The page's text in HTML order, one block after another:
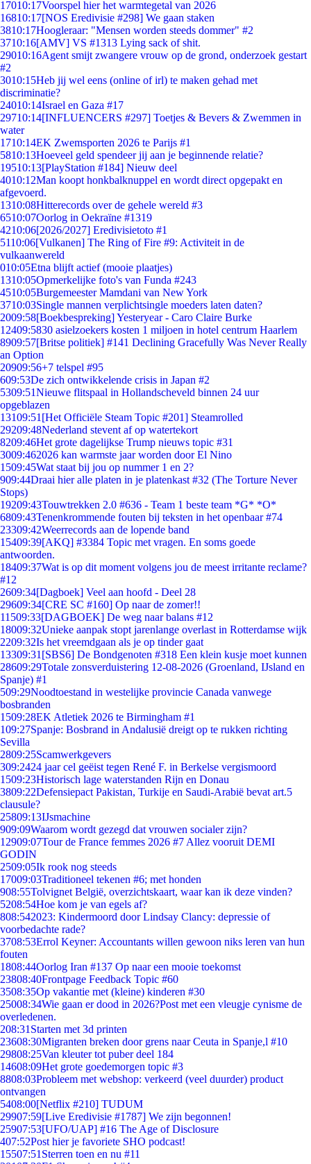
17010:17Voorspel hier het warmtegetal van 2026
16810:17[NOS Eredivisie #298] We gaan staken
3810:17Hoogleraar: "Mensen worden steeds dommer" #2
3710:16[AMV] VS #1313 Lying sack of shit.
29010:16Agent smijt zwangere vrouw op de grond, onderzoek gestart
#2
3010:15Heb jij wel eens (online of irl) te maken gehad met
discriminatie?
24010:14Israel en Gaza #17
29710:14[INFLUENCERS #297] Toetjes & Bevers & Zwemmen in
water
1710:14EK Zwemsporten 2026 te Parijs #1
5810:13Hoeveel geld spendeer jij aan je beginnende relatie?
19510:13[PlayStation #184] Nieuw deel
4010:12Man koopt honkbalknuppel en wordt direct opgepakt en
afgevoerd.
1310:08Hitterecords over de gehele wereld #3
6510:07Oorlog in Oekraïne #1319
4210:06[2026/2027] Eredivisietoto #1
5110:06[Vulkanen] The Ring of Fire #9: Activiteit in de
vulkaanwereld
010:05Etna blijft actief (mooie plaatjes)
1310:05Opmerkelijke foto's van Funda #243
4510:05Burgemeester Mamdani van New York
3710:03Single mannen verplichtsingle moeders laten daten?
2009:58[Boekbespreking] Yesteryear - Caro Claire Burke
12409:5830 asielzoekers kosten 1 miljoen in hotel centrum Haarlem
8909:57[Britse politiek] #141 Declining Gracefully Was Never Really
an Option
20909:56+7 telspel #95
609:53De zich ontwikkelende crisis in Japan #2
5309:51Nieuwe flitspaal in Hollandscheveld binnen 24 uur
opgeblazen
13109:51 [Het Officiële Steam Topic #201] Steamrolled
29209:48Nederland stevent af op watertekort
8209:46Het grote dagelijkse Trump nieuws topic #31
3009:462026 kan warmste jaar worden door El Nino
1509:45Wat staat bij jou op nummer 1 en 2?
909:44Draai hier alle platen in je platenkast #32 (The Torture Never
Stops)
19209:43Touwtrekken 2.0 #636 - Team 1 beste team *G* *O*
6809:43Tenenkrommende fouten bij teksten in het openbaar #74
23309:42Weerrecords aan de lopende band
15409:39[AKQ] #3384 Topic met vragen. En soms goede
antwoorden.
18409:37Wat is op dit moment volgens jou de meest irritante reclame?
#12
2609:34[Dagboek] Veel aan hoofd - Deel 28
29609:34[CRE SC #160] Op naar de zomer!!
11509:33[DAGBOEK] De weg naar balans #12
18009:32Unieke aanpak stopt jarenlange overlast in Rotterdamse wijk
2209:32Is het vreemdgaan als je op tinder gaat
13309:31 [SBS6] De Bondgenoten #318 Een klein kusje moet kunnen
28609:29Totale zonsverduistering 12-08-2026 (Groenland, IJsland en
Spanje) #1
509:29Noodtoestand in westelijke provincie Canada vanwege
bosbranden
1509:28EK Atletiek 2026 te Birmingham #1
109:27Spanje: Bosbrand in Andalusië dreigt op te rukken richting
Sevilla
2809:25Scamwerkgevers
309:2424 jaar cel geëist tegen René F. in Berkelse vergismoord
1509:23Historisch lage waterstanden Rijn en Donau
3809:22Defensiepact Pakistan, Turkije en Saudi-Arabië bevat art.5
clausule?
25809:13IJsmachine
909:09Waarom wordt gezegd dat vrouwen socialer zijn?
12909:07Tour de France femmes 2026 #7 Allez vooruit DEMI
GODIN
2509:05Ik rook nog steeds
17009:03Traditioneel tekenen #6; met honden
908:55Tolvignet België, overzichtskaart, waar kan ik deze vinden?
5208:54Hoe kom je van egels af?
808:542023: Kindermoord door Lindsay Clancy: depressie of
voorbedachte rade?
3708:53Errol Keyner: Accountants willen gewoon niks leren van hun
fouten
1808:44Oorlog Iran #137 Op naar een mooie toekomst
23808:40Frontpage Feedback Topic #60
3508:35Op vakantie met (kleine) kinderen #30
25008:34Wie gaan er dood in 2026?Post met een vleugje cynisme de
overledenen.
208:31 Starten met 3d printen
23608:30Migranten breken door grens naar Ceuta in Spanje,l #10
29808:25Van kleuter tot puber deel 184
14608:09Het grote goedemorgen topic #3
8808:03Probleem met webshop: verkeerd (veel duurder) product
ontvangen
5408:00[Netflix #210] TUDUM
29907:59[Live Eredivisie #1787] We zijn begonnen!
25907:53[UFO/UAP] #16 The Age of Disclosure
407:52Post hier je favoriete SHO podcast!
15507:51 Sterren toen en nu #11